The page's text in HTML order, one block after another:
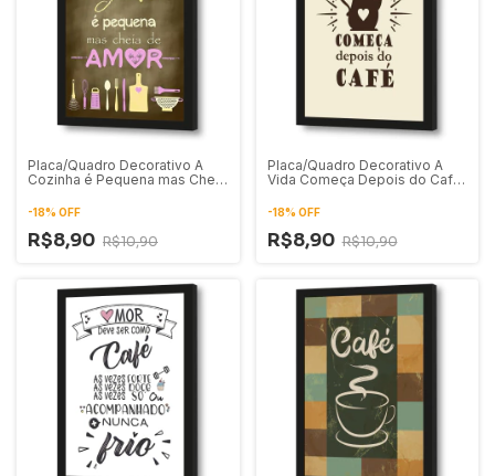
Placa/Quadro Decorativo A
Cozinha é Pequena mas Cheia
-18% OFF
R$8,90 R$10,90
Placa/Quadro Decorativo A
Vida Começa Depois do Café
-18% OFF
R$8,90 R$10,90